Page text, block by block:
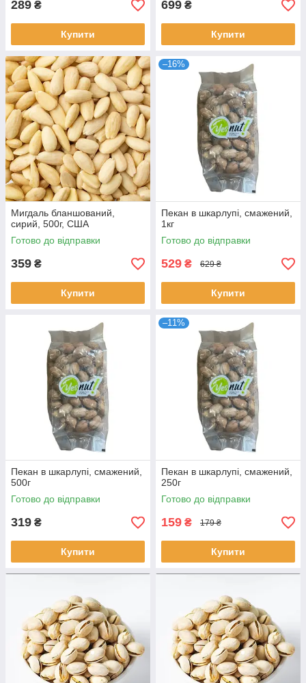
289 ₴
Купити
699 ₴
Купити
Мигдаль бланшований,
сирий, 500г, США
Готово до відправки
359 ₴
Купити
–16%
Пекан в шкарлупі, смажений,
1кг
Готово до відправки
529 ₴ 629 ₴
Купити
Пекан в шкарлупі, смажений,
500г
Готово до відправки
319 ₴
Купити
–11%
Пекан в шкарлупі, смажений,
250г
Готово до відправки
159 ₴ 179 ₴
Купити